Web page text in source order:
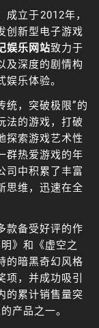
立于2012年，
创新型电子游戏
娱乐网站致力于
及深度的剧情构
乐体验。
统，突破极限”的
法的游戏，打破
探索游戏艺术性
群热爱游戏的年
司中积累了丰富
思维，迅速在全
款备受好评的作
》和《虚空之
的暗黑奇幻风格
，并成功吸引
的累计销售量突
产品之一。